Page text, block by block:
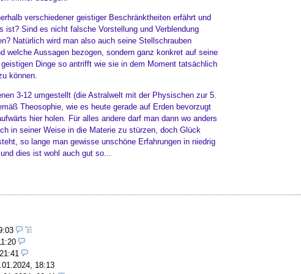
verschiedener geistiger Beschränktheiten erfährt und
Sind es nicht falsche Vorstellung und Verblendung
Natürlich wird man also auch seine Stellschrauben
welche Aussagen bezogen, sondern ganz konkret auf seine
Dinge so antrifft wie sie in dem Moment tatsächlich
können.
3-12 umgestellt (die Astralwelt mit der Physischen zur 5.
Theosophie, wie es heute gerade auf Erden bevorzugt
hier holen. Für alles andere darf man dann wo anders
in seiner Weise in die Materie zu stürzen, doch Glück
so lange man gewisse unschöne Erfahrungen in niedrig
dies ist wohl auch gut so...
18:13